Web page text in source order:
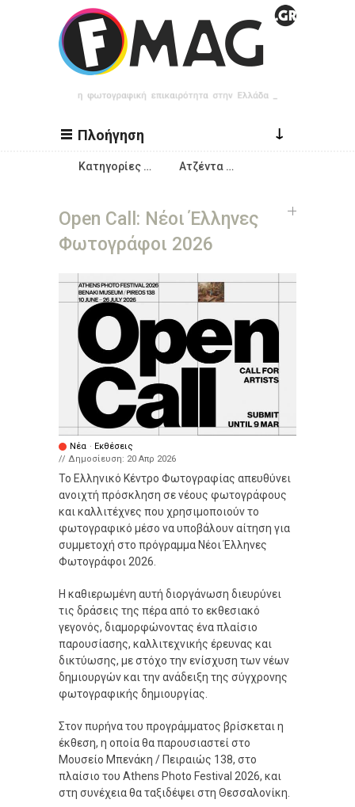
Παράκαμψη προς το κυρίως περιεχόμενο
Πλοήγηση ↓
Κατηγορίες … Ατζέντα …
Open Call: Νέοι Έλληνες
Φωτογράφοι 2026
Νέα · Εκθέσεις
// Δημοσίευση: 20 Απρ 2026
Το Ελληνικό Κέντρο Φωτογραφίας απευθύνει
ανοιχτή πρόσκληση σε νέους φωτογράφους
και καλλιτέχνες που χρησιμοποιούν το
φωτογραφικό μέσο να υποβάλουν αίτηση για
συμμετοχή στο πρόγραμμα Νέοι Έλληνες
Φωτογράφοι 2026.
Η καθιερωμένη αυτή διοργάνωση διευρύνει
τις δράσεις της πέρα από το εκθεσιακό
γεγονός, διαμορφώνοντας ένα πλαίσιο
παρουσίασης, καλλιτεχνικής έρευνας και
δικτύωσης, με στόχο την ενίσχυση των νέων
δημιουργών και την ανάδειξη της σύγχρονης
φωτογραφικής δημιουργίας.
Στον πυρήνα του προγράμματος βρίσκεται η
έκθεση, η οποία θα παρουσιαστεί στο
Μουσείο Μπενάκη / Πειραιώς 138, στο
πλαίσιο του Athens Photo Festival 2026, και
στη συνέχεια θα ταξιδέψει στη Θεσσαλονίκη.